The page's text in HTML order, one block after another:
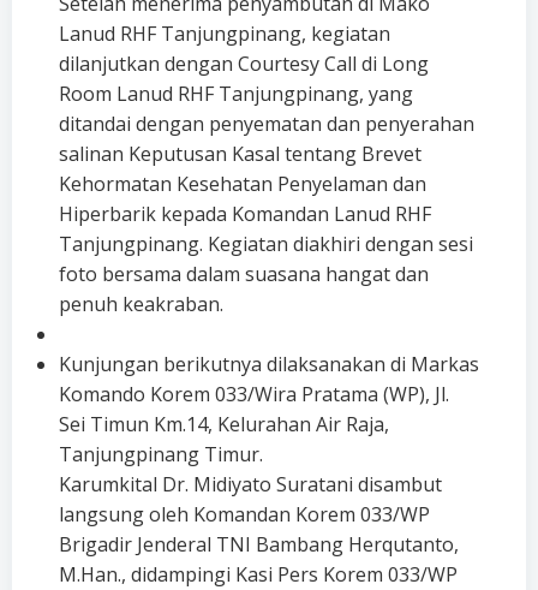
Lanud RHF Tanjungpinang, kegiatan
dilanjutkan dengan Courtesy Call di Long
Room Lanud RHF Tanjungpinang, yang
ditandai dengan penyematan dan penyerahan
salinan Keputusan Kasal tentang Brevet
Kehormatan Kesehatan Penyelaman dan
Hiperbarik kepada Komandan Lanud RHF
Tanjungpinang. Kegiatan diakhiri dengan sesi
foto bersama dalam suasana hangat dan
penuh keakraban.
Kunjungan berikutnya dilaksanakan di Markas
Komando Korem 033/Wira Pratama (WP), Jl.
Sei Timun Km.14, Kelurahan Air Raja,
Tanjungpinang Timur.
Karumkital Dr. Midiyato Suratani disambut
langsung oleh Komandan Korem 033/WP
Brigadir Jenderal TNI Bambang Herqutanto,
M.Han., didampingi Kasi Pers Korem 033/WP